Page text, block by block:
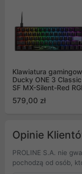
Klawiatura
Ducky ONE 3 Classic
SF MX-Silent-Red
mechaniczna
579,00 zł
Opinie
PROLINE S.A. nie
pochodzą od osób,